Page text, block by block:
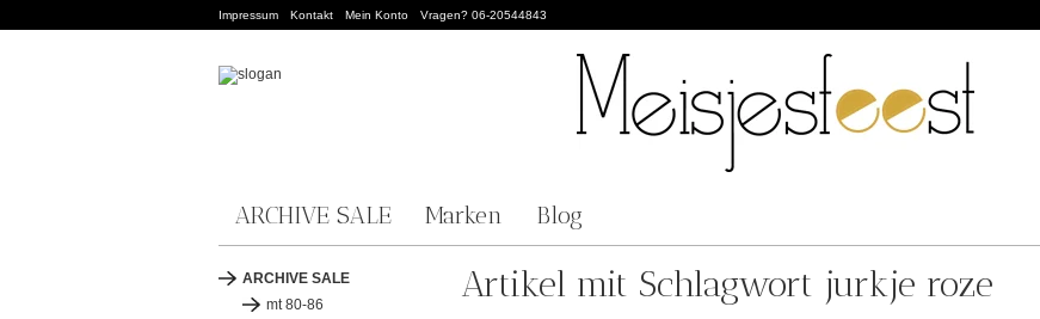
Impressum Kontakt Mein Konto Vragen? 06-20544843
ARCHIVE SALE Marken Blog
ARCHIVE SALE
mt 80-86
Artikel mit Schlagwort jurkje roze